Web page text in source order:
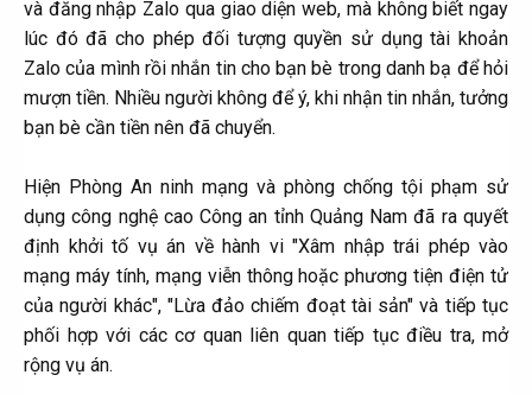
và đăng nhập Zalo qua giao diện web, mà không biết ngay
lúc đó đã cho phép đối tượng quyền sử dụng tài khoản
Zalo của mình rồi nhắn tin cho bạn bè trong danh bạ để hỏi
mượn tiền. Nhiều người không để ý, khi nhận tin nhắn, tưởng
bạn bè cần tiền nên đã chuyển.
Hiện Phòng An ninh mạng và phòng chống tội phạm sử
dụng công nghệ cao Công an tỉnh Quảng Nam đã ra quyết
định khởi tố vụ án về hành vi "Xâm nhập trái phép vào
mạng máy tính, mạng viễn thông hoặc phương tiện điện tử
của người khác", "Lừa đảo chiếm đoạt tài sản" và tiếp tục
phối hợp với các cơ quan liên quan tiếp tục điều tra, mở
rộng vụ án.​